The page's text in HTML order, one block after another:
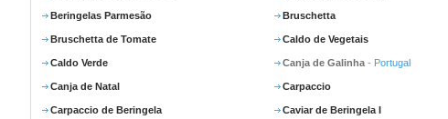
Beringelas Parmesão Bruschetta
Bruschetta de Tomate Caldo de Vegetais
Caldo Verde Canja de Galinha - Portugal
Canja de Natal Carpaccio
Carpaccio de Beringela Caviar de Beringela I